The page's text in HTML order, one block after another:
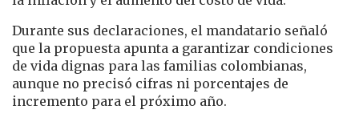
Durante sus declaraciones, el mandatario señaló
que la propuesta apunta a garantizar condiciones
de vida dignas para las familias colombianas,
aunque no precisó cifras ni porcentajes de
incremento para el próximo año.